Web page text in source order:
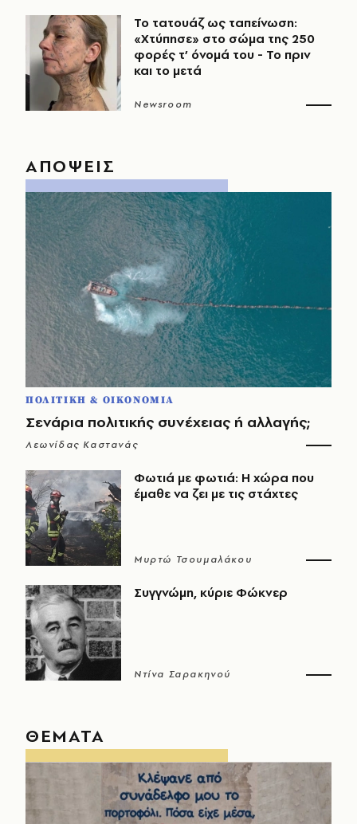
Το τατουάζ ως ταπείνωση:
«Χτύπησε» στο σώμα της 250
φορές τ’ όνομά του - Το πριν
και το μετά
Newsroom
ΑΠΟΨΕΙΣ
ΠΟΛΙΤΙΚΗ & ΟΙΚΟΝΟΜΙΑ
Σενάρια πολιτικής συνέχειας ή αλλαγής;
Λεωνίδας Καστανάς
Φωτιά με φωτιά: Η χώρα που
έμαθε να ζει με τις στάχτες
Μυρτώ Τσουμαλάκου
Συγγνώμη, κύριε Φώκνερ
Ντίνα Σαρακηνού
ΘΕΜΑΤΑ